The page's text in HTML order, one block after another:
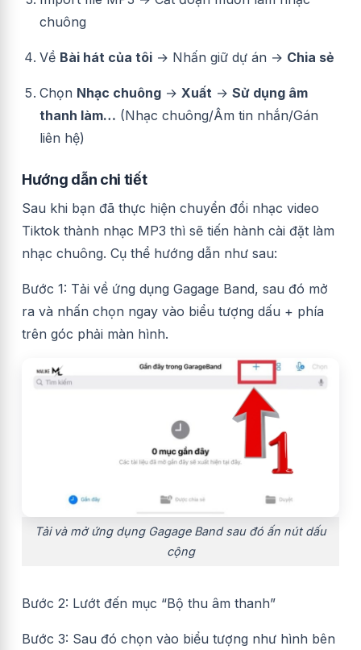
chuông
Về Bài hát của tôi → Nhấn giữ dự án → Chia sẻ
Chọn Nhạc chuông → Xuất → Sử dụng âm
thanh làm… (Nhạc chuông/Âm tin nhắn/Gán
liên hệ)
Hướng dẫn chi tiết
Sau khi bạn đã thực hiện chuyển đổi nhạc video
Tiktok thành nhạc MP3 thì sẽ tiến hành cài đặt làm
nhạc chuông. Cụ thể hướng dẫn như sau:
Bước 1: Tải về ứng dụng Gagage Band, sau đó mở
ra và nhấn chọn ngay vào biểu tượng dấu + phía
trên góc phải màn hình.
Tải và mở ứng dụng Gagage Band sau đó ấn nút dấu
cộng
Bước 2: Lướt đến mục “Bộ thu âm thanh”
Bước 3: Sau đó chọn vào biểu tượng như hình bên